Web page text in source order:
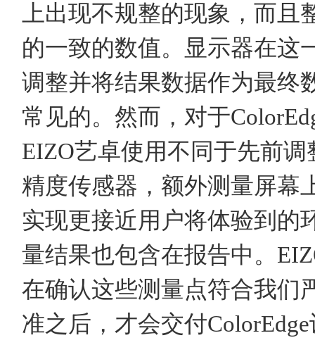
上出现不规整的现象，而且
的一致的数值。显示器在这
调整并将结果数据作为最终
常见的。然而，对于
EIZO艺卓使用不同于先前调
精度传感器，额外测量屏幕
实现更接近用户将体验到的
量结果也包含在报告中。
在确认这些测量点符合我们
准之后，才会交付